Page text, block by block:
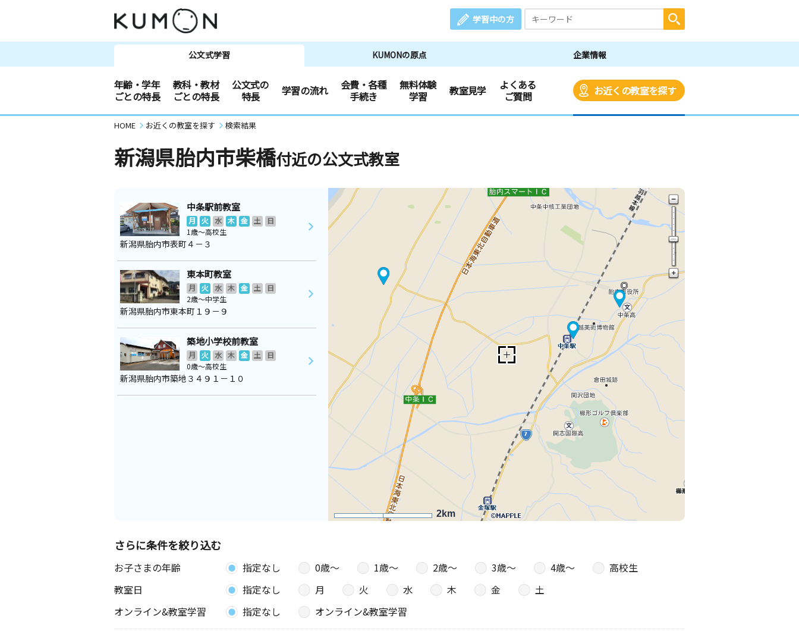
学習中の方
公文式学習 KUMONの原点 企業情報
年齢・学年
ごとの特長
教科・教材
ごとの特長
公文式の
特長
学習の流れ
会費・各種
手続き
無料体験
学習
教室見学
よくある
ご質問
お近くの教室を探す
HOME お近くの教室を探す 検索結果
新潟県胎内市柴橋付近の公文式教室
2km
中条駅前教室
月 火 水 木 金 土
日
1歳～高校生
新潟県胎内市表町４－３
東本町教室
月 火 水 木 金 土
日
2歳～中学生
新潟県胎内市東本町１９－９
築地小学校前教室
月 火 水 木 金 土
日
0歳～高校生
新潟県胎内市築地３４９１－１０
さらに条件を絞り込む
お子さまの年齢 指定なし 0歳〜 1歳〜 2歳〜 3歳〜 4歳〜
高校生
教室日
指定なし 月 火 水 木 金
土
オンライン&教室学習
指定なし オンライン&教室学習